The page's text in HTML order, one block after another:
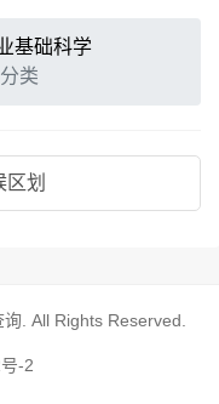
基础科学
类
区划
询 . All Rights Reserved.
-2